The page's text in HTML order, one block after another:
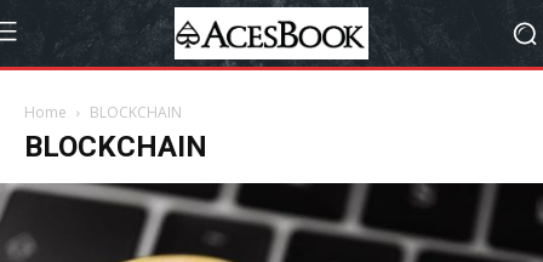
Home BLOCKCHAIN
BLOCKCHAIN